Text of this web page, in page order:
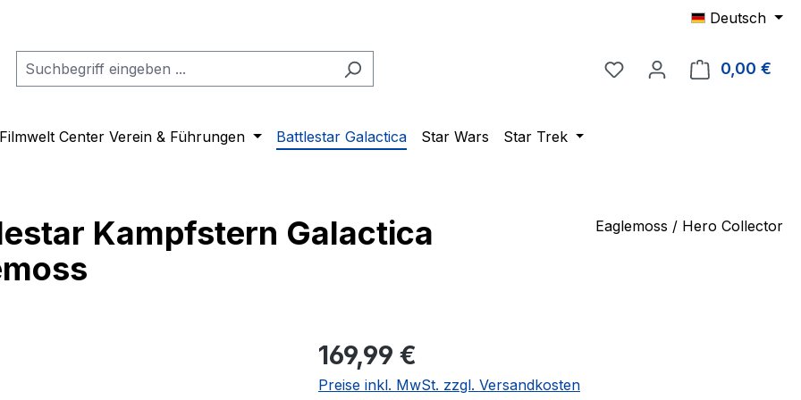
Deutsch
Du hast 0 Produkte auf
0,00 €
Filmwelt Center Verein & Führungen Battlestar Galactica Star Wars Star Trek
Kampfstern Galactica
Eaglemoss / Hero Collector
Regulärer Preis:
169,99 €
Preise inkl. MwSt. zzgl. Versandkosten